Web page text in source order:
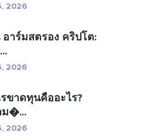
2026
อาร์มสตรอง คริปโต:
2026
ขาดทุนคืออะไร?
ม�...
2026